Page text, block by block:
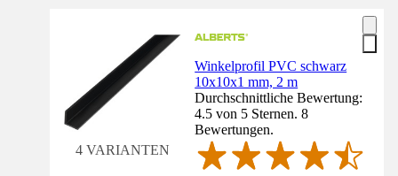
4 VARIANTEN
Winkelprofil PVC schwarz
10x10x1 mm, 2 m
Durchschnittliche Bewertung:
4.5 von 5 Sternen. 8
Bewertungen.